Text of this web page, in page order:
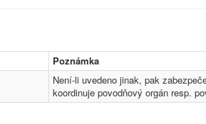
Poznámka
Není-li uvedeno jinak, pak
koordinuje povodňový orgán resp.